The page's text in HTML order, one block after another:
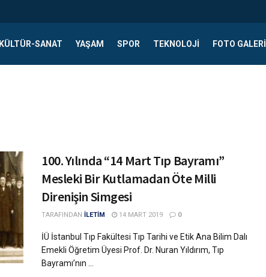
KÜLTÜR-SANAT YAŞAM SPOR TEKNOLOJI FOTO GALERI
100. Yılında “14 Mart Tıp Bayramı”
Mesleki Bir Kutlamadan Öte Milli
Direnişin Simgesi
TARAFINDAN İLETİM 14 MART 2019 0
İÜ İstanbul Tıp Fakültesi Tıp Tarihi ve Etik Ana Bilim Dalı
Emekli Öğretim Üyesi Prof. Dr. Nuran Yıldırım, Tıp
Bayramı’nın ...